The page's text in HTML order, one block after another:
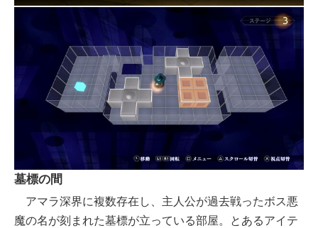
墓標の間
アマラ深界に複数存在し、主人公が過去戦ったボス悪
魔の名が刻まれた墓標が立っている部屋。とあるアイテ